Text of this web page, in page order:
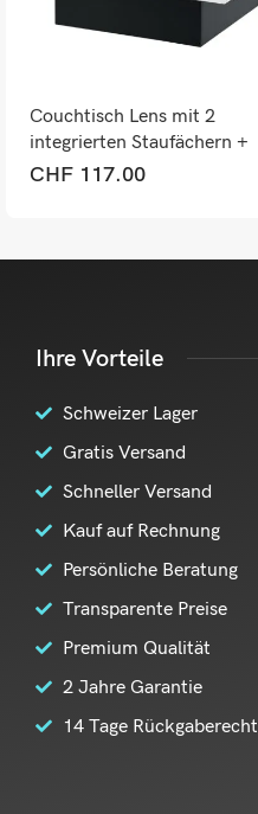
Couchtisch Lens mit 2
integrierten Staufächern +
aufziebarer Tischplatte
CHF117.00
Ihre Vorteile
Schweizer Lager
Gratis Versand
Schneller Versand
Kauf auf Rechnung
Persönliche Beratung
Transparente Preise
Premium Qualität
2 Jahre Garantie
14 Tage Rückgaberecht